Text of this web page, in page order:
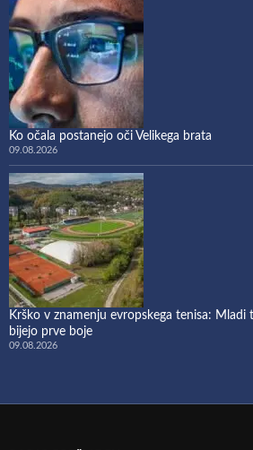
Ko očala postanejo oči Velikega brata
09.08.2026
Krško v znamenju evropskega tenisa: Mladi
bijejo prve boje
09.08.2026